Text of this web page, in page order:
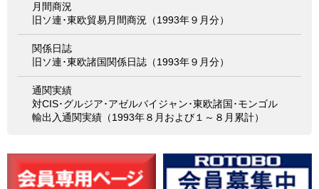
月間商況
旧ソ連･東欧貿易月間商況（1993年９月分）
関係日誌
旧ソ連･東欧諸国関係日誌（1993年９月分）
通関実績
対CIS･グルジア･アゼルバイジャン･東欧諸国･モンゴル
輸出入通関実績（1993年８月および１～８月累計）